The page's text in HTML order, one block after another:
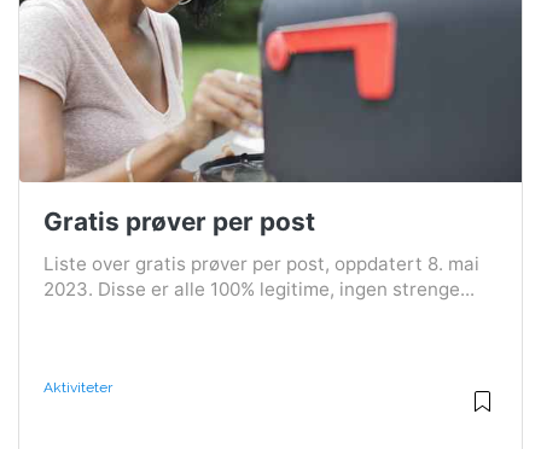
Gratis prøver per post
Liste over gratis prøver per post, oppdatert 8. mai
2023. Disse er alle 100% legitime, ingen strenge...
Aktiviteter